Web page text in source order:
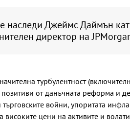
наследи Джеймс Даймън
директор на
турбулентност
от данъчната реформа и
търговските войни, упоритата
цени на активите и